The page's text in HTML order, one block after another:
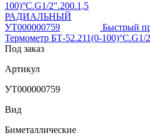
Быстрый
Термометр БТ-52.211(0-
Под заказ
Артикул
УТ000000759
Вид
Биметаллические